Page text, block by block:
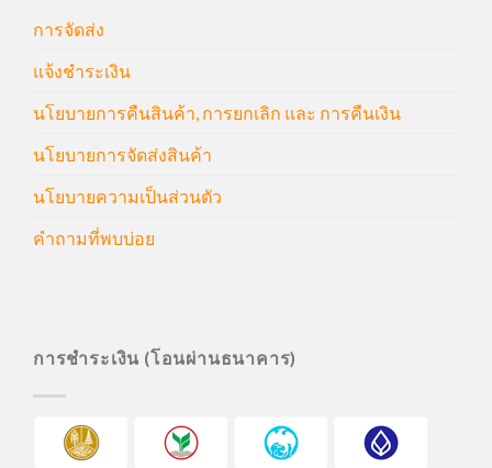
การจัดส่ง
แจ้งชำระเงิน
นโยบายการคืนสินค้า, การยกเลิก และ การคืนเงิน
นโยบายการจัดส่งสินค้า
นโยบายความเป็นส่วนตัว
คำถามที่พบบ่อย
การชำระเงิน (โอนผ่านธนาคาร)